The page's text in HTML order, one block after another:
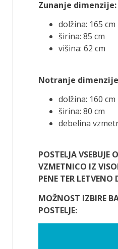
Zunanje dimenzije:
dolžina: 165 cm
širina: 85 cm
višina: 62 cm
Notranje
dolžina: 160 cm
širina: 80 cm
debelina
POSTELJA VSEBUJE
VZMETNICO IZ
PENE TER LETVENO
MOŽNOST IZBIRE
POSTELJE: